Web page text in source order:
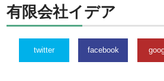
有限会社イデア
twitter facebook